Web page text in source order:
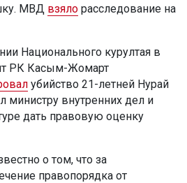
МВД взяло расследование на
Национального курултая в
РК Касым-Жомарт
убийство 21-летней Нурай
министру внутренних дел и
дать правовую оценку
о том, что за
правопорядка от